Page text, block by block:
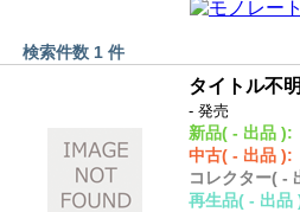
検索件数 1 件
タイトル不明
- 発売
新品( - 出品 ):
中古( - 出品 ):
コレクター( -
再生品( - 出品